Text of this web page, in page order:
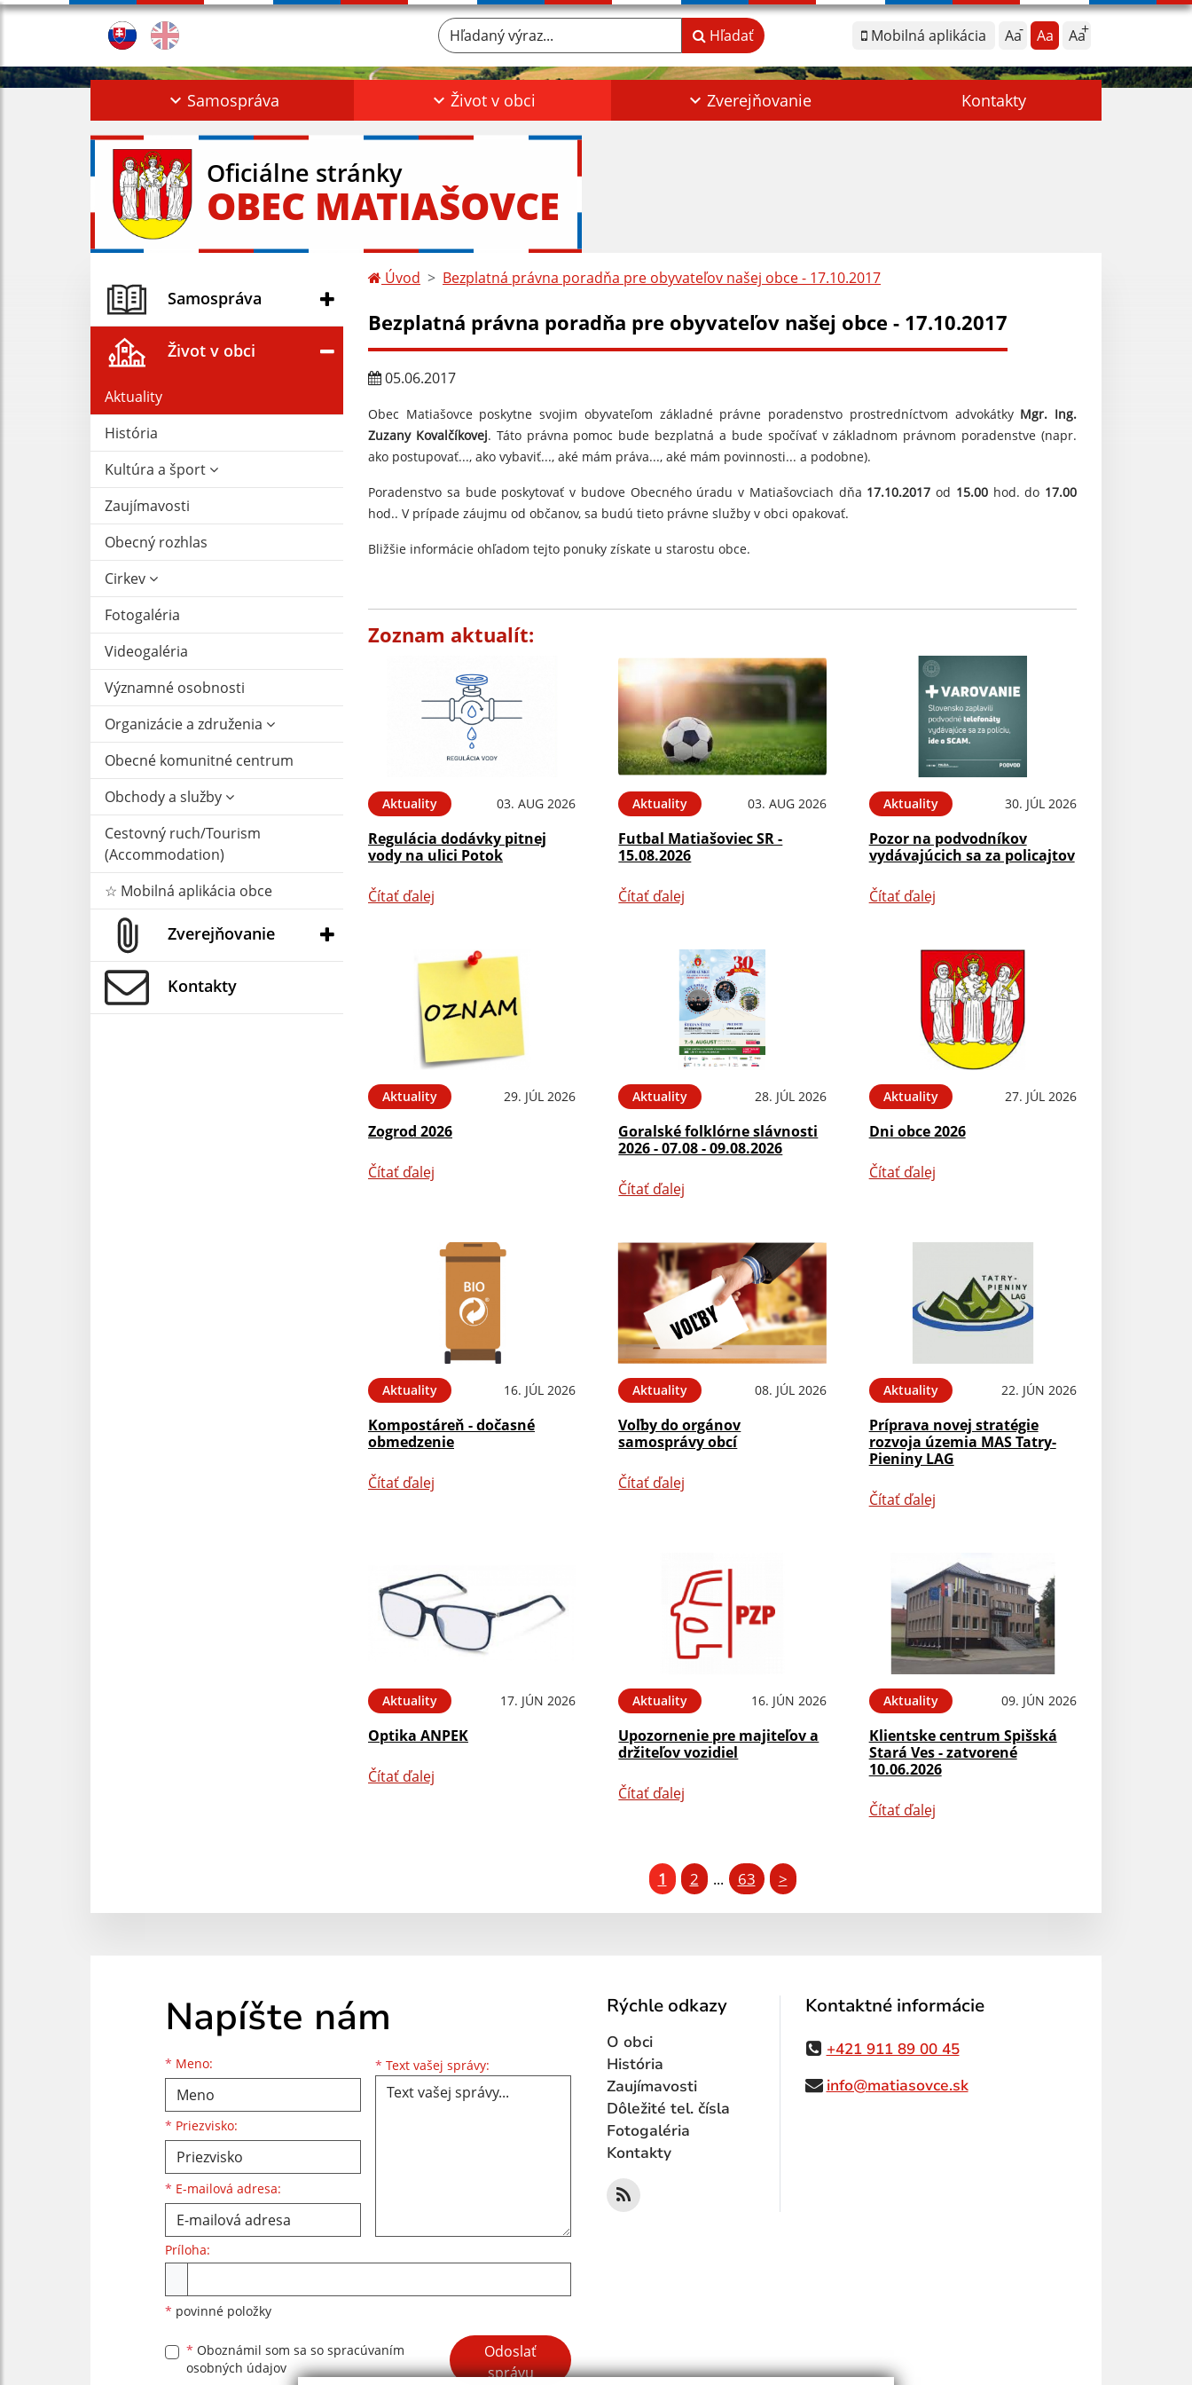
Mobilná aplikácia Aa Aa Aa
Hľadaný výraz... Hľadať
Samospráva Život v obci Zverejňovanie Kontakty
Oficiálne stránky
OBEC MATIAŠOVCE
Samospráva
Život v obci
Aktuality
História
Kultúra a šport
Zaujímavosti
Obecný rozhlas
Cirkev
Fotogaléria
Videogaléria
Významné osobnosti
Organizácie a združenia
Obecné komunitné centrum
Obchody a služby
Cestovný ruch/Tourism
(Accommodation)
☆ Mobilná aplikácia obce
Zverejňovanie
Kontakty
Úvod Bezplatná právna poradňa pre obyvateľov našej obce - 17.10.2017
Bezplatná právna poradňa pre obyvateľov našej obce - 17.10.2017
05.06.2017
Obec Matiašovce poskytne svojim obyvateľom základné právne poradenstvo prostredníctvom advokátky Mgr. Ing.
Zuzany Kovalčíkovej. Táto právna pomoc bude bezplatná a bude spočívať v základnom právnom poradenstve (napr.
ako postupovať..., ako vybaviť..., aké mám práva..., aké mám povinnosti... a podobne).
Poradenstvo sa bude poskytovať v budove Obecného úradu v Matiašovciach dňa 17.10.2017 od 15.00hod. do 17.00
hod.. V prípade záujmu od občanov, sa budú tieto právne služby v obci opakovať.
Bližšie informácie ohľadom tejto ponuky získate u starostu obce.
Zoznam aktualít:
Aktuality 03. AUG 2026
Regulácia dodávky pitnej
vody na ulici Potok
Čítať ďalej
Aktuality 03. AUG 2026
Futbal Matiašoviec SR -
15.08.2026
Čítať ďalej
Aktuality 30. JÚL 2026
Pozor na podvodníkov
vydávajúcich sa za policajtov
Čítať ďalej
Aktuality 29. JÚL 2026
Zogrod 2026
Čítať ďalej
Aktuality 28. JÚL 2026
Goralské folklórne slávnosti
2026 - 07.08 - 09.08.2026
Čítať ďalej
Aktuality 27. JÚL 2026
Dni obce 2026
Čítať ďalej
Aktuality 16. JÚL 2026
Kompostáreň - dočasné
obmedzenie
Čítať ďalej
Aktuality 08. JÚL 2026
Voľby do orgánov
samosprávy obcí
Čítať ďalej
Aktuality 22. JÚN 2026
Príprava novej stratégie
rozvoja územia MAS Tatry-
Pieniny LAG
Čítať ďalej
Aktuality 17. JÚN 2026
Optika ANPEK
Čítať ďalej
Aktuality 16. JÚN 2026
Upozornenie pre majiteľov a
držiteľov vozidiel
Čítať ďalej
Aktuality 09. JÚN 2026
Klientske centrum Spišská
Stará Ves - zatvorené
10.06.2026
Čítať ďalej
1 2 ... 63 >
Napíšte nám
* Meno:
Meno
* Priezvisko:
Priezvisko
* E-mailová adresa:
E-mailová adresa * Text vašej správy: Text vašej správy...
Príloha:
* povinné položky
* Oboznámil som sa so spracúvaním
osobných údajov
Google reCaptcha Response
Odoslať
správu
Rýchle odkazy
O obci
História
Zaujímavosti
Dôležité tel. čísla
Fotogaléria
Kontakty
Kontaktné informácie
+421 911 89 00 45
info@matiasovce.sk